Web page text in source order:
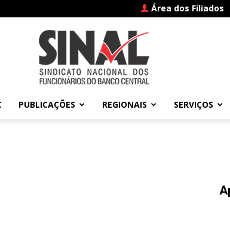
Área dos Filiados
PUBLICAÇÕES REGIONAIS SERVIÇOS